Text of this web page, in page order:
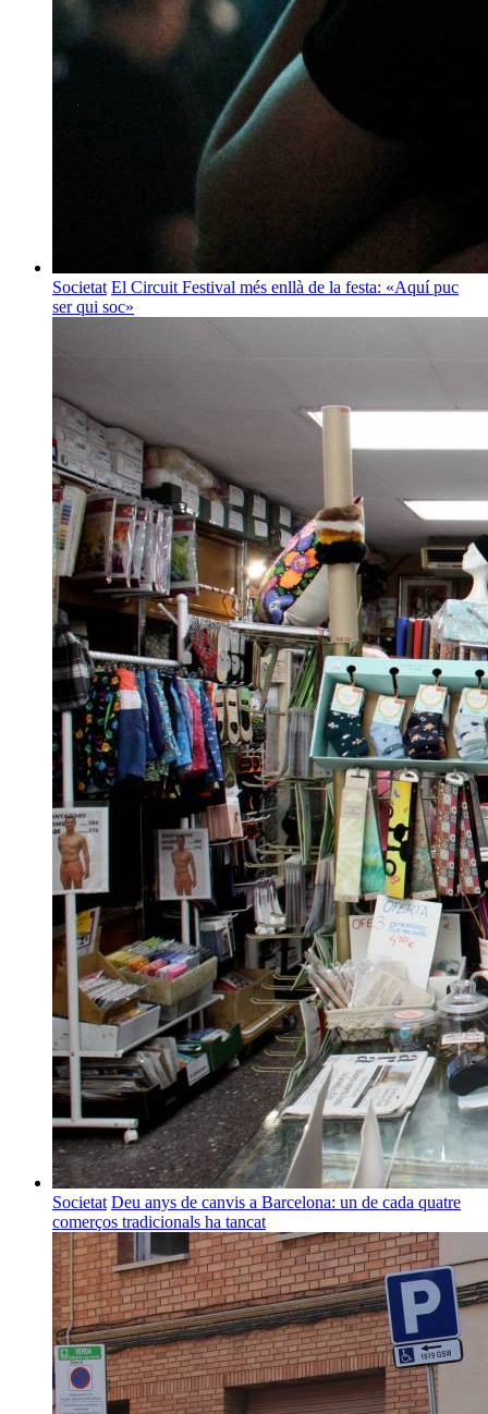
Societat El Circuit Festival més enllà de la festa: «Aquí puc
ser qui soc»
Societat Deu anys de canvis a Barcelona: un de cada quatre
comerços tradicionals ha tancat